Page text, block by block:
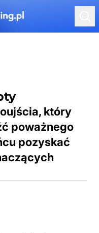
który
poważnego
pozyskać